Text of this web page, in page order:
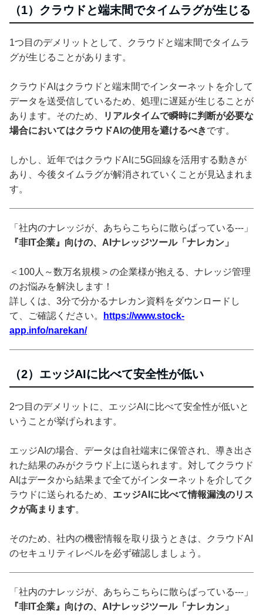
（1）クラウドと端末間でタイムラグが生じる
1つ目のデメリットとして、クラウドと端末間でタイムラ
グが生じることがあります。
クラウドAIはクラウドと端末間でインターネットを介して
データを送受信しているため、処理に遅延が生じることが
あります。そのため、
リアルタイムで瞬時に判断が必要な
場合においてはクラウドAIの使用を避けるべきです。
しかし、近年ではクラウドAIに5G回線を活用する動きが
あり、今後タイムラグが解消されていくことが見込まれま
す。
「社内のナレッジが、あちらこちらに散らばっている---」
『非IT企業』向けの、AIナレッジツール「ナレカン」
＜100人～数万名規模＞の企業様が抱える、ナレッジ管理
のお悩みを解決します！
詳しくは、3分で分かるナレカン資料をダウンロードし
て、ご確認ください。
https://www.stock-
app.info/narekan/
（2）エッジAIに比べて安全性が低い
2つ目のデメリットに、エッジAIに比べて安全性が低いと
いうことが挙げられます。
エッジAIの場合、データは自社端末に保管され、導き出さ
れた結果のみがクラウド上に送られます。対してクラウド
AIはデータから結果まで全てがインターネットを介してク
ラウドに送られるため、 エッジAIに比べて情報漏洩のリス
クが高まります。
そのため、社内の機密情報を取り扱うときは、クラウドAI
のセキュリティレベルを必ず確認しましょう。
「社内のナレッジが、あちらこちらに散らばっている---」
『非IT企業』向けの、AIナレッジツール「ナレカン」